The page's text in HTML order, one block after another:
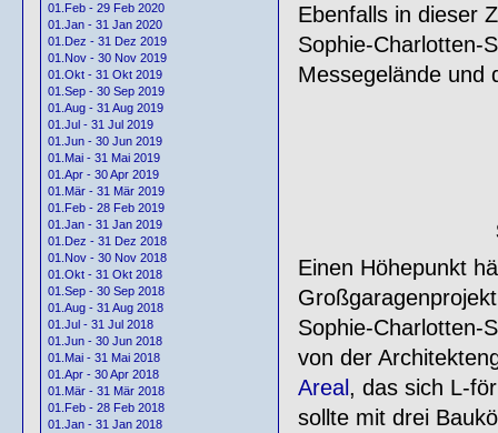
01.Feb - 29 Feb 2020
01.Jan - 31 Jan 2020
01.Dez - 31 Dez 2019
01.Nov - 30 Nov 2019
01.Okt - 31 Okt 2019
01.Sep - 30 Sep 2019
01.Aug - 31 Aug 2019
01.Jul - 31 Jul 2019
01.Jun - 30 Jun 2019
01.Mai - 31 Mai 2019
01.Apr - 30 Apr 2019
01.Mär - 31 Mär 2019
01.Feb - 28 Feb 2019
01.Jan - 31 Jan 2019
01.Dez - 31 Dez 2018
01.Nov - 30 Nov 2018
01.Okt - 31 Okt 2018
01.Sep - 30 Sep 2018
01.Aug - 31 Aug 2018
01.Jul - 31 Jul 2018
01.Jun - 30 Jun 2018
01.Mai - 31 Mai 2018
01.Apr - 30 Apr 2018
01.Mär - 31 Mär 2018
01.Feb - 28 Feb 2018
01.Jan - 31 Jan 2018
Ebenfalls in dieser
Sophie-Charlotten-
Messegelände und
Einen Höhepunkt
Sophie-Charlotten-
von der
Areal , das sich L-
sollte mit drei